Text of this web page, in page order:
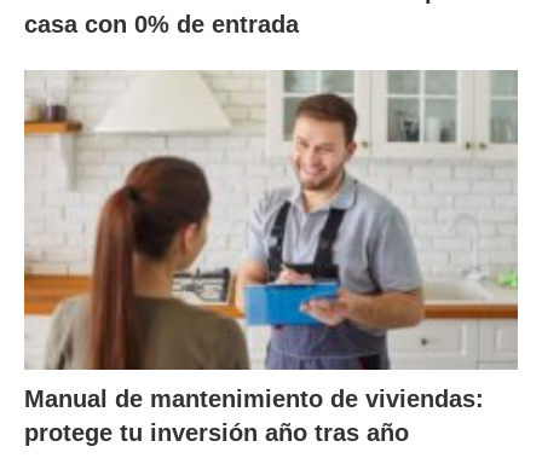
casa con 0% de entrada
Manual de mantenimiento de viviendas:
protege tu inversión año tras año